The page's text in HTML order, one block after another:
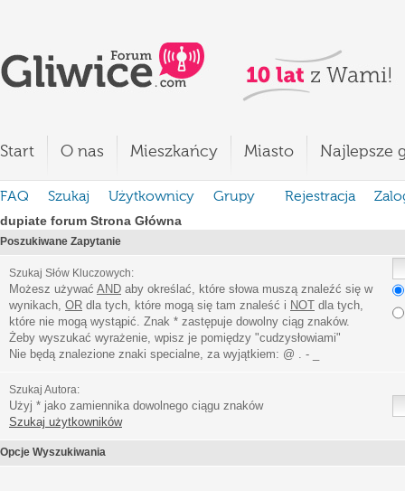
Start O nas Mieszkańcy Miasto Najlepsze
FAQ Szukaj Użytkownicy Grupy Rejestracja
dupiate forum Strona Główna
Poszukiwane Zapytanie
Szukaj Słów Kluczowych:
Możesz używać AND aby określać, które słowa muszą znaleźć się w
wynikach, OR dla tych, które mogą się tam znaleść i NOT dla tych,
które nie mogą wystąpić. Znak * zastępuje dowolny ciąg znaków.
Żeby wyszukać wyrażenie, wpisz je pomiędzy "cudzysłowiami"
Nie będą znalezione znaki specialne, za wyjątkiem: @ . - _
Szukaj Autora:
Użyj * jako zamiennika dowolnego ciągu znaków
Szukaj użytkowników
Opcje Wyszukiwania